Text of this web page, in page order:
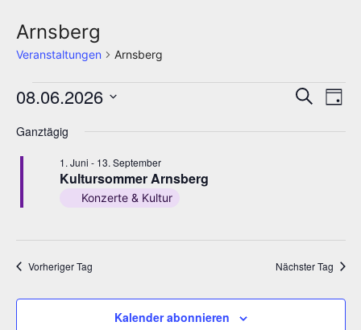
Arnsberg
Veranstaltungen Arnsberg
Veranstaltungen
für
8.
Juni
SucheTag
08.06.2026
wählen.
Ganztägig
Kultursommer Arnsberg
1. Juni - 13. September
Konzerte & Kultur
Vorheriger Tag Nächster Tag
Kalender abonnieren